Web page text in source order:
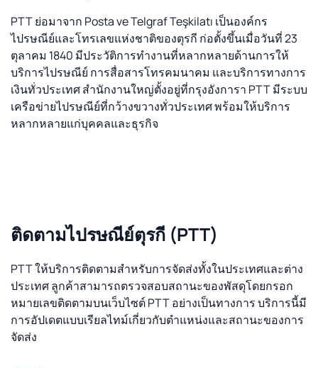
PTT ย่อมาจาก Posta ve Telgraf Teşkilatı เป็นองค์กร
ไปรษณีย์และโทรเลขแห่งชาติของตุรกี ก่อตั้งขึ้นเมื่อวันที่ 23
ตุลาคม 1840 มีประวัติการทำงานที่หลากหลายด้านการให้
บริการไปรษณีย์ การสื่อสารโทรคมนาคม และบริการทางการ
เงินทั่วประเทศ สำนักงานใหญ่ตั้งอยู่ที่กรุงอังการา PTT มีระบบ
เครือข่ายไปรษณีย์ที่กว้างขวางทั่วประเทศ พร้อมให้บริการ
หลากหลายแก่บุคคลและธุรกิจ
ติดตามไปรษณีย์ตุรกี (PTT)
PTT ให้บริการติดตามสำหรับการจัดส่งทั้งในประเทศและต่าง
ประเทศ ลูกค้าสามารถตรวจสอบสถานะของพัสดุโดยกรอก
หมายเลขติดตามบนเว็บไซต์ PTT อย่างเป็นทางการ บริการนี้มี
การอัปเดตแบบเรียลไทม์เกี่ยวกับตำแหน่งและสถานะของการ
จัดส่ง